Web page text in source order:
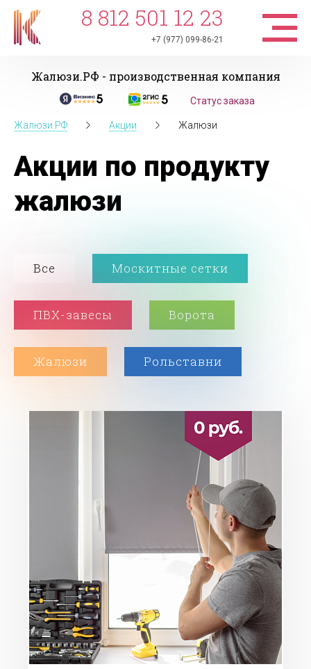
8 812 501 12 23
+7 (977) 099-86-21
Жалюзи.РФ - производственная компания
Статус заказа
Жалюзи.РФ Акции Жалюзи
Акции по продукту
жалюзи
Все Москитные сетки
ПВХ-завесы Ворота
Жалюзи Рольставни